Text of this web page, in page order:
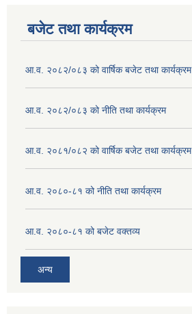
बजेट तथा कार्यक्रम
आ.व. २०८२/०८३ को वार्षिक बजेट तथा कार्यक्रम
आ.व. २०८२/०८३ को नीति तथा कार्यक्रम
आ.व. २०८१/०८२ को वार्षिक बजेट तथा कार्यक्रम
आ.व. २०८०-८१ को नीति तथा कार्यक्रम
आ.व. २०८०-८१ को बजेट वक्तव्य
अन्य